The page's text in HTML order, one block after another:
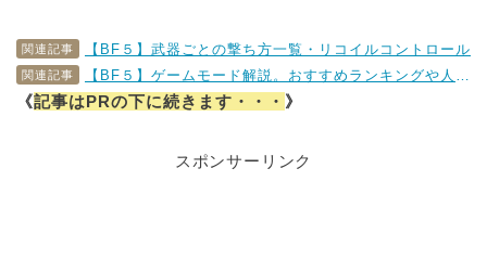
関連記事 【BF５】武器ごとの撃ち方一覧・リコイルコントロール
関連記事
《記事はPRの下に続きます・・・ 》
スポンサーリンク